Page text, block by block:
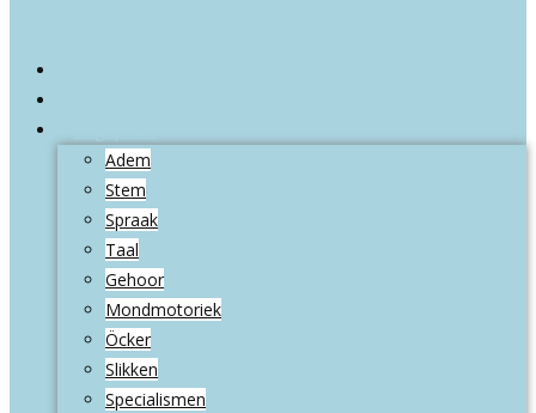
Adem
Stem
Spraak
Taal
Gehoor
Mondmotoriek
Öcker
Slikken
Specialismen